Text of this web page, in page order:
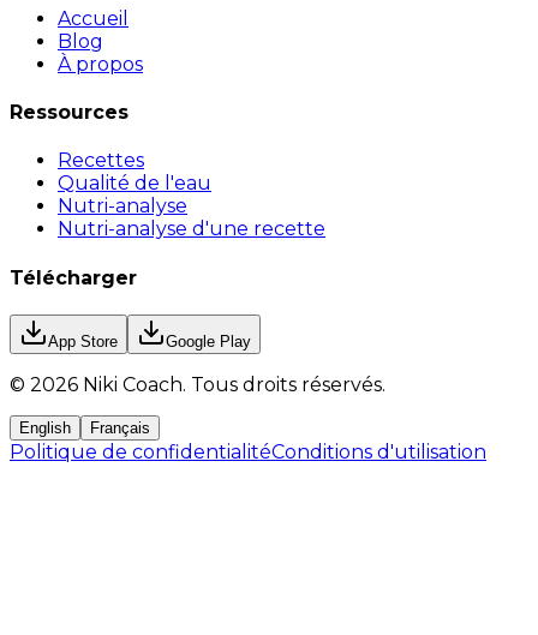
Accueil
Blog
À propos
Ressources
Recettes
Qualité de l'eau
Nutri-analyse
Nutri-analyse d'une recette
Télécharger
App Store Google Play
© 2026 Niki Coach. Tous droits réservés.
English Français
Politique de confidentialitéConditions d'utilisation